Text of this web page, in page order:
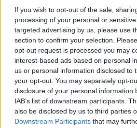
If you wish to opt-out of the sale,
processing of your personal or
targeted advertising by us, please use
section to confirm your selection.
opt-out request is processed you may
interest-based ads based on personal
us or personal information disclosed to
your opt-out. You may separately opt-
disclosure of your personal information
IAB’s list of downstream participants.
also be disclosed by us to third parties
Downstream Participants that may
20 de rețete de salate de vară fără
06.08.2026